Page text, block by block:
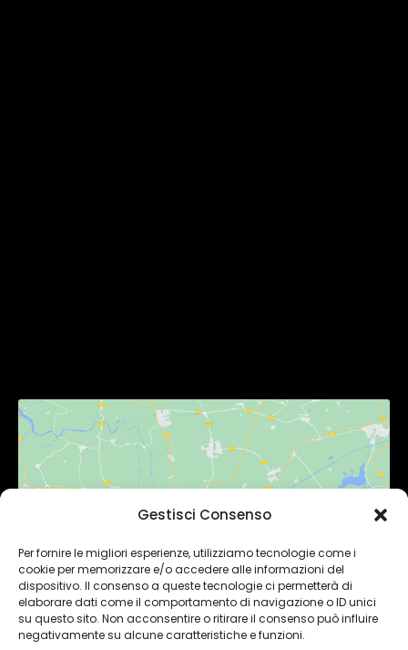
Gestisci Consenso
Per fornire le migliori esperienze, utilizziamo tecnologie come i
cookie per memorizzare e/o accedere alle informazioni del
dispositivo. Il consenso a queste tecnologie ci permetterà di
elaborare dati come il comportamento di navigazione o ID unici
su questo sito. Non acconsentire o ritirare il consenso può influire
negativamente su alcune caratteristiche e funzioni.
Fai clic per accettare i cookie